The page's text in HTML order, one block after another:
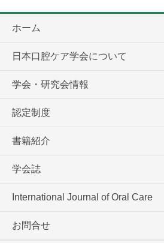
ホーム
日本口腔ケア学会について
学会・研究会情報
認定制度
書籍紹介
学会誌
International Journal of Oral Care
お問合せ